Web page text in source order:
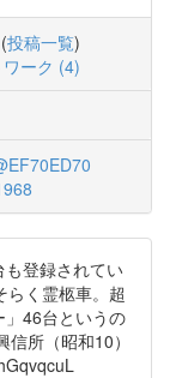
(投稿一覧)
ーク (4)
登録されてい
らく霊柩車。超
46台というの
所（昭和10）